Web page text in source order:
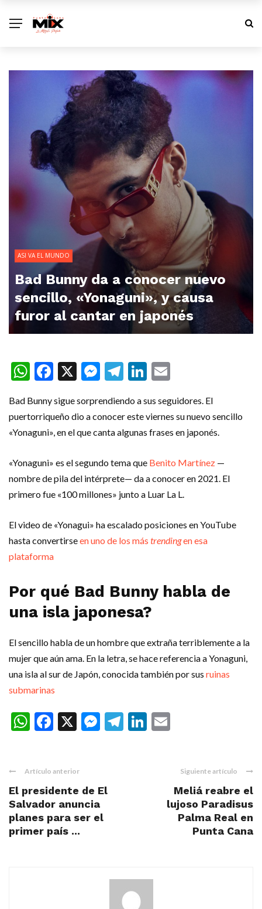
ASI VA EL MUNDO
Bad Bunny da a conocer nuevo
sencillo, «Yonaguni», y causa
furor al cantar en japonés
WhatsApp
Facebook
X Messenger
Telegram
LinkedIn
Bad Bunny sigue sorprendiendo a sus seguidores. El
puertorriqueño dio a conocer este viernes su nuevo sencillo
«Yonaguni», en el que canta algunas frases en japonés.
«Yonaguni» es el segundo tema que Benito Martínez —
nombre de pila del intérprete— da a conocer en 2021. El
primero fue «100 millones» junto a Luar La L.
El video de «Yonagui» ha escalado posiciones en YouTube
hasta convertirseen uno de los más trendingen esa
plataforma
Por qué Bad Bunny habla de
una isla japonesa?
El sencillo habla de un hombre que extraña terriblemente a la
mujer que aún ama. En la letra, se hace referencia a Yonaguni,
una isla al sur de Japón, conocida también por sus ruinas
submarinas
WhatsApp
Facebook
X Messenger
Telegram
LinkedIn
Artículo anterior
El presidente de El
Salvador anuncia
planes para ser el
primer país ...
Siguiente artículo
Meliá reabre el
lujoso Paradisus
Palma Real en
Punta Cana